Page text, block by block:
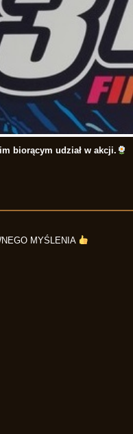
biorącym udział w akcji.
MYŚLENIA